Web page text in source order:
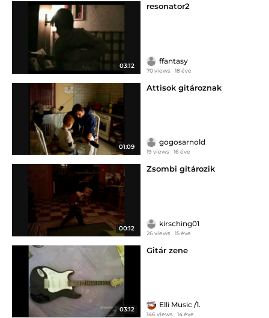
03:12
resonator2
ffantasy
70 views 18 éve
01:09
Attisok gitároznak
gogosarnold
19 views 16 éve
00:12
Zsombi gitározik
kirsching01
26 views 15 éve
03:12
Gitár zene
Elli Music /1.
146 views 14 éve